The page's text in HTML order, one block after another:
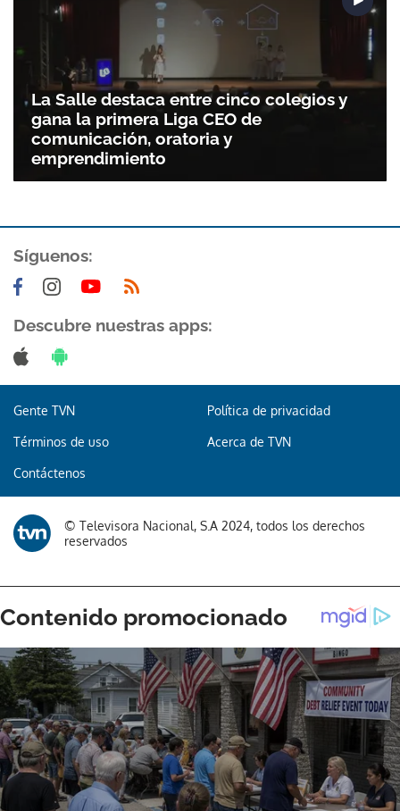
La Salle destaca entre cinco colegios y
gana la primera Liga CEO de
comunicación, oratoria y
emprendimiento
Síguenos:
Descubre nuestras apps:
Gente TVN Política de privacidad
Términos de uso Acerca de TVN
Contáctenos
© Televisora Nacional, S.A 2024, todos los derechos
reservados